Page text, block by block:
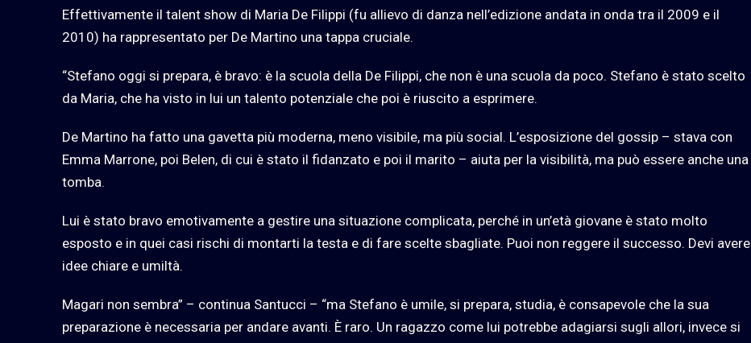
Effettivamente il talent show di Maria De Filippi (fu allievo di danza nell’edizione andata in onda tra il 2009 e il
2010) ha rappresentato per De Martino una tappa cruciale.
“Stefano oggi si prepara, è bravo: è la scuola della De Filippi, che non è una scuola da poco. Stefano è stato scelto
da Maria, che ha visto in lui un talento potenziale che poi è riuscito a esprimere.
De Martino ha fatto una gavetta più moderna, meno visibile, ma più social. L’esposizione del gossip – stava con
Emma Marrone, poi Belen, di cui è stato il fidanzato e poi il marito – aiuta per la visibilità, ma può essere anche una
tomba.
Lui è stato bravo emotivamente a gestire una situazione complicata, perché in un’età giovane è stato molto
esposto e in quei casi rischi di montarti la testa e di fare scelte sbagliate. Puoi non reggere il successo. Devi avere
idee chiare e umiltà.
Magari non sembra” – continua Santucci – “ma Stefano è umile, si prepara, studia, è consapevole che la sua
preparazione è necessaria per andare avanti. È raro. Un ragazzo come lui potrebbe adagiarsi sugli allori, invece si